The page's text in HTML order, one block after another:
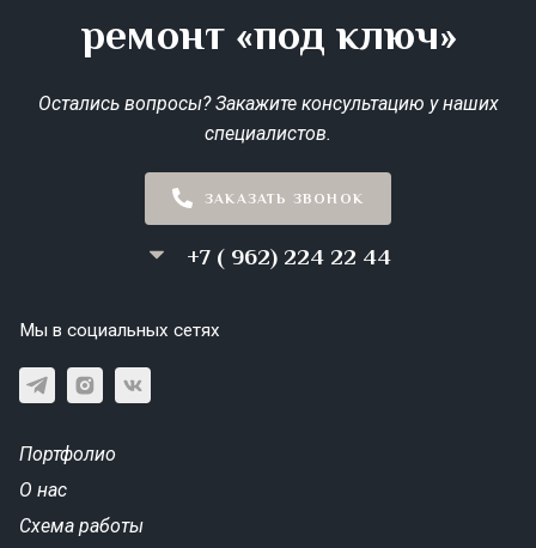
ремонт «под ключ»
Остались вопросы? Закажите консультацию у наших
специалистов.
ЗАКАЗАТЬ ЗВОНОК
+7 ( 962) 224 22 44
Мы в социальных сетях
Портфолио
О нас
Схема работы